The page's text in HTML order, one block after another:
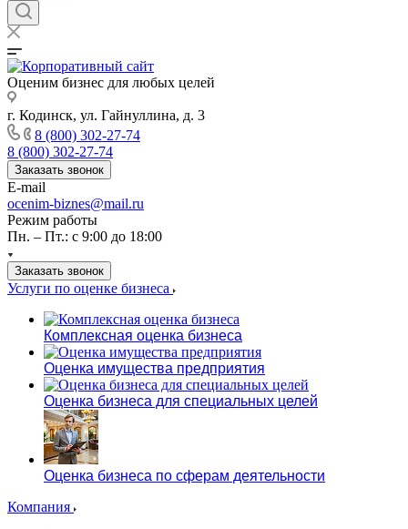
Оценим бизнес для любых целей
г. Кодинск, ул. Гайнуллина, д. 3
8 (800) 302-27-74
8 (800) 302-27-74
Заказать звонок
E-mail
ocenim-biznes@mail.ru
Режим работы
Пн. – Пт.: с 9:00 до 18:00
Заказать звонок
Услуги по оценке бизнеса
Комплексная оценка бизнеса
Оценка имущества предприятия
Оценка бизнеса для специальных целей
Оценка бизнеса по сферам деятельности
Компания